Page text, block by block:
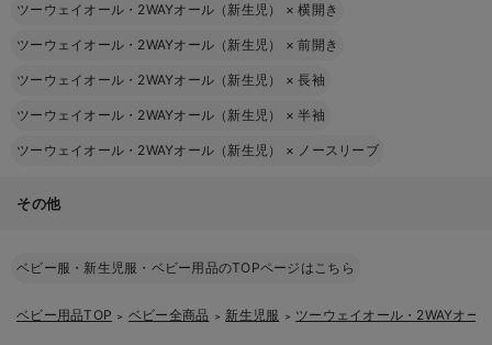
ツーウェイオール・2WAYオール（新生児） ×横開き
ツーウェイオール・2WAYオール（新生児） ×前開き
ツーウェイオール・2WAYオール（新生児） ×長袖
ツーウェイオール・2WAYオール（新生児） ×半袖
ツーウェイオール・2WAYオール（新生児） × ノースリーブ
その他
ベビー服・新生児服・ベビー用品のTOPページはこちら
ベビー用品TOP ＞ ベビー全商品 ＞ 新生児服 ＞ ツーウェイオール・2WAYオー